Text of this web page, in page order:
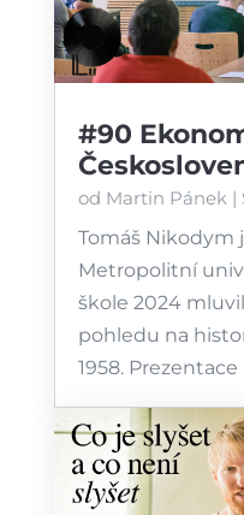
#90
od Martin Pánek |
Tomáš Nikodym
Metropolitní
škole 2024
pohledu na
1958. Prezentace